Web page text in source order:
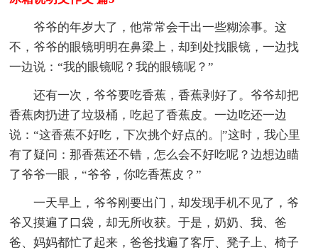
爷爷的年岁大了，他常常会干出一些糊涂事。这
不，爷爷的眼镜明明在鼻梁上，却到处找眼镜，一边找
一边说：“我的眼镜呢？我的眼镜呢？”
还有一次，爷爷要吃香蕉，香蕉剥好了。爷爷却把
香蕉肉扔进了垃圾桶，吃起了香蕉皮。一边吃还一边
说：“这香蕉不好吃，下次挑个好点的。|”这时，我心里
有了疑问：那香蕉还不错，怎么会不好吃呢？边想边瞄
了爷爷一眼，“爷爷，你吃香蕉皮？”
一天早上，爷爷刚要出门，却发现手机不见了，爷
爷又摸遍了口袋，却无所收获。于是，奶奶、我、爸
爸、妈妈都忙了起来，爸爸找遍了客厅、凳子上、椅子